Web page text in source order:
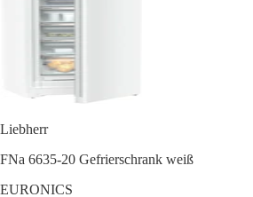
Liebherr
FNa 6635-20 Gefrierschrank weiß
EURONICS